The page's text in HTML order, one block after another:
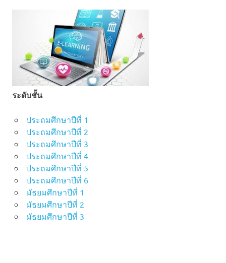
ระดับชั้น
ประถมศึกษาปีที่ 1
ประถมศึกษาปีที่ 2
ประถมศึกษาปีที่ 3
ประถมศึกษาปีที่ 4
ประถมศึกษาปีที่ 5
ประถมศึกษาปีที่ 6
มัธยมศึกษาปีที่ 1
มัธยมศึกษาปีที่ 2
มัธยมศึกษาปีที่ 3